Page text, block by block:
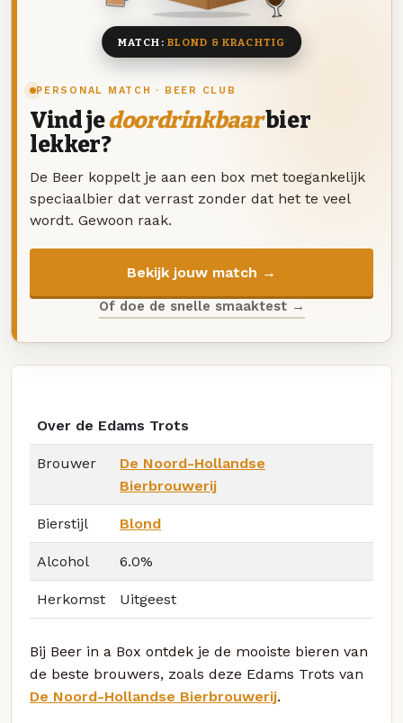
PERSONAL MATCH · BEER CLUB
Vind jedoordrinkbaarbier
lekker?
De Beer koppelt je aan een box met toegankelijk
speciaalbier dat verrast zonder dat het te veel
wordt. Gewoon raak.
Bekijk jouw match →
Of doe de snelle smaaktest →
MATCH: BLOND & KRACHTIG
Over de Edams Trots
Brouwer
De Noord-Hollandse
Bierbrouwerij
Bierstijl Blond
Alcohol 6.0%
Herkomst Uitgeest
Bij Beer in a Box ontdek je de mooiste bieren van
de beste brouwers, zoals deze Edams Trots van
De Noord-Hollandse Bierbrouwerij.